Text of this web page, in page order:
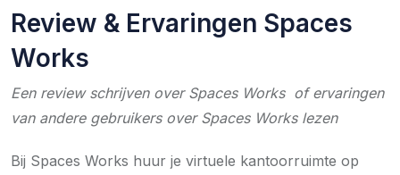
Review & Ervaringen Spaces
Works
Een review schrijven over Spaces Works of ervaringen
van andere gebruikers over Spaces Works lezen
Bij Spaces Works huur je virtuele kantoorruimte op